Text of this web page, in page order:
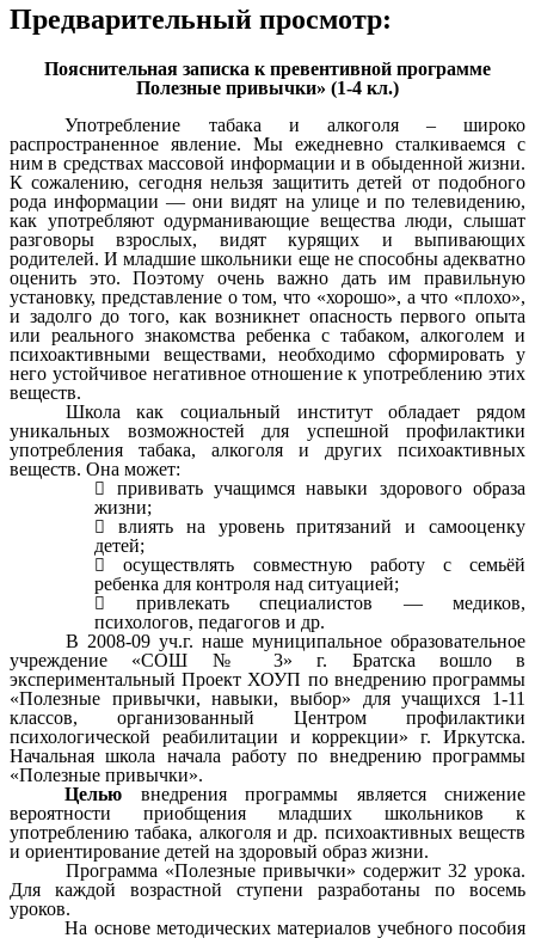
Предварительный просмотр:
Пояснительная записка к превентивной программе
Полезные привычки» (1-4 кл.)
Употребление табака и алкоголя – широко
распространенное явление. Мы ежедневно сталкиваемся с
ним в средствах массовой информации и в обыденной жизни.
К сожалению, сегодня нельзя защитить детей от подобного
рода информации — они видят на улице и по телевидению,
как употребляют одурманивающие вещества люди, слышат
разговоры взрослых, видят курящих и выпивающих
родителей. И младшие школьники еще не способны адекватно
оценить это. Поэтому очень важно дать им правильную
установку, представление о том, что «хорошо», а что «плохо»,
и задолго до того, как возникнет опасность первого опыта
или реального знакомства ребенка с табаком, алкоголем и
психоактивными веществами, необходимо сформировать у
него устойчивое негативное отношение к употреблению этих
веществ.
Школа как социальный институт обладает рядом
уникальных возможностей для успешной профилактики
употребления табака, алкоголя и других психоактивных
веществ. Она может:
прививать учащимся навыки здорового образа
жизни;
влиять на уровень притязаний и самооценку
детей;
осуществлять совместную работу с семьёй
ребенка для контроля над ситуацией;
привлекать специалистов — медиков,
психологов, педагогов и др.
В 2008-09 уч.г. наше муниципальное образовательное
учреждение «СОШ № 3» г. Братска вошло в
экспериментальный Проект ХОУП по внедрению программы
«Полезные привычки, навыки, выбор» для учащихся 1-11
классов, организованный Центром профилактики
психологической реабилитации и коррекции» г. Иркутска.
Начальная школа начала работу по внедрению программы
«Полезные привычки».
Целью внедрения программы является снижение
вероятности приобщения младших школьников к
употреблению табака, алкоголя и др. психоактивных веществ
и ориентирование детей на здоровый образ жизни.
Программа «Полезные привычки» содержит 32 урока.
Для каждой возрастной ступени разработаны по восемь
уроков.
На основе методических материалов учебного пособия